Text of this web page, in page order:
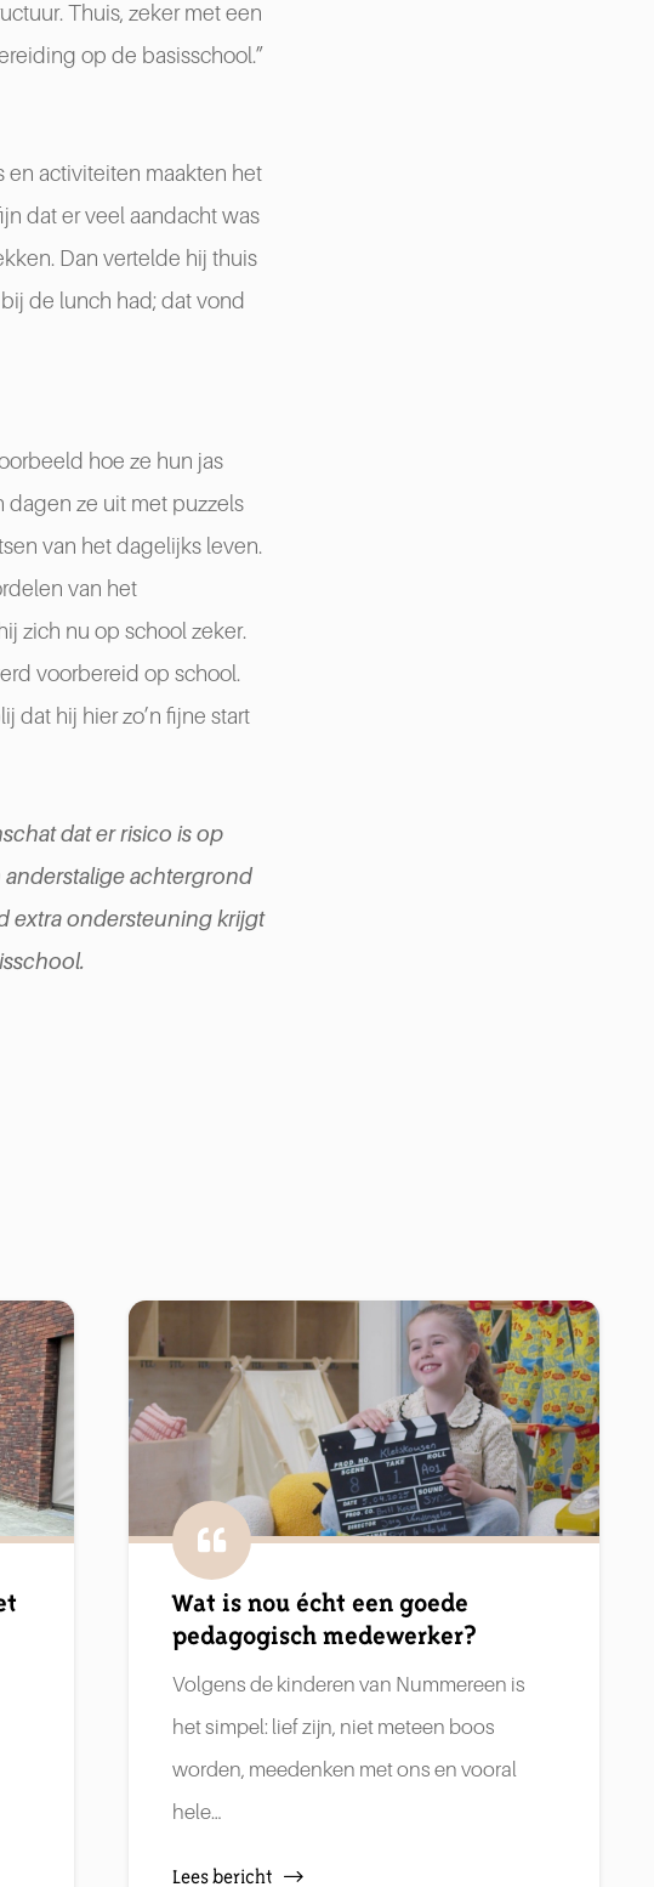
Thuis, zeker met een
op de basisschool.”
en activiteiten maakten het
dat er veel aandacht was
Dan vertelde hij thuis
de lunch had; dat vond
hoe ze hun jas
ze uit met puzzels
van het dagelijks leven.
van het
zich nu op school zeker.
voorbereid op school.
dat hij hier zo’n fijne start
dat er risico is op
achtergrond
extra ondersteuning krijgt
Wat is nou écht een goede
pedagogisch medewerker?
Volgens de kinderen van Nummereen is
het simpel: lief zijn, niet meteen boos
worden, meedenken met ons en vooral
hele…
Lees bericht